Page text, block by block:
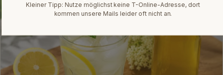
Kleiner Tipp: Nutze möglichst keine T-Online-Adresse, dort
kommen unsere Mails leider oft nicht an.